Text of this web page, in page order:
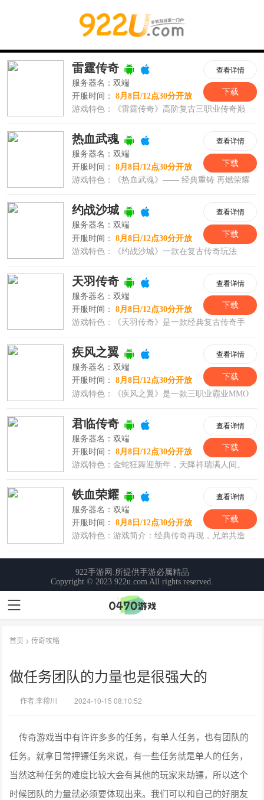
首页 >传奇攻略
做任务团队的力量也是很强大的
作者:李穆川 2024-10-15 08:10:52
传奇游戏当中有许许多多的任务，有单人任务，也有团队的
任务。就拿日常押镖任务来说，有一些任务就是单人的任务，
当然这种任务的难度比较大会有其他的玩家来劫镖，所以这个
时候团队的力量就必须要体现出来。我们可以和自己的好朋友